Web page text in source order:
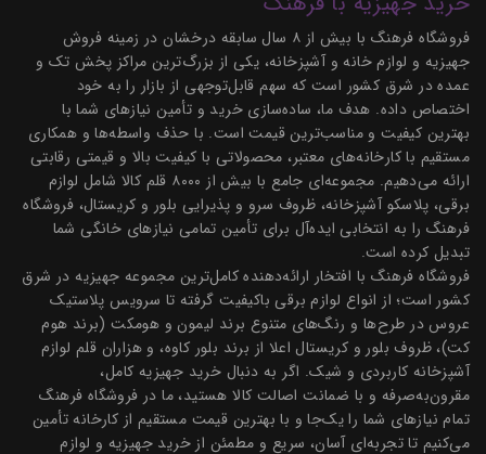
فروشگاه فرهنگ با بیش از ۸ سال سابقه درخشان در زمینه فروش
جهیزیه و لوازم خانه و آشپزخانه، یکی از بزرگ‌ترین مراکز پخش تک و
عمده در شرق کشور است که سهم قابل‌توجهی از بازار را به خود
اختصاص داده. هدف ما، ساده‌سازی خرید و تأمین نیازهای شما با
بهترین کیفیت و مناسب‌ترین قیمت است. با حذف واسطه‌ها و همکاری
مستقیم با کارخانه‌های معتبر، محصولاتی با کیفیت بالا و قیمتی رقابتی
ارائه می‌دهیم. مجموعه‌ای جامع با بیش از ۸۰۰۰ قلم کالا شامل لوازم
برقی، پلاسکو آشپزخانه، ظروف سرو و پذیرایی بلور و کریستال، فروشگاه
فرهنگ را به انتخابی ایده‌آل برای تأمین تمامی نیازهای خانگی شما
تبدیل کرده است.
فروشگاه فرهنگ با افتخار ارائه‌دهنده کامل‌ترین مجموعه جهیزیه در شرق
کشور است؛ از انواع لوازم برقی باکیفیت گرفته تا سرویس پلاستیک
عروس در طرح‌ها و رنگ‌های متنوع برند لیمون و هومکت (برند هوم
کت)، ظروف بلور و کریستال اعلا از برند بلور کاوه، و هزاران قلم لوازم
آشپزخانه کاربردی و شیک. اگر به دنبال خرید جهیزیه کامل،
مقرون‌به‌صرفه و با ضمانت اصالت کالا هستید، ما در فروشگاه فرهنگ
تمام نیازهای شما را یک‌جا و با بهترین قیمت مستقیم از کارخانه تأمین
می‌کنیم تا تجربه‌ای آسان، سریع و مطمئن از خرید جهیزیه و لوازم